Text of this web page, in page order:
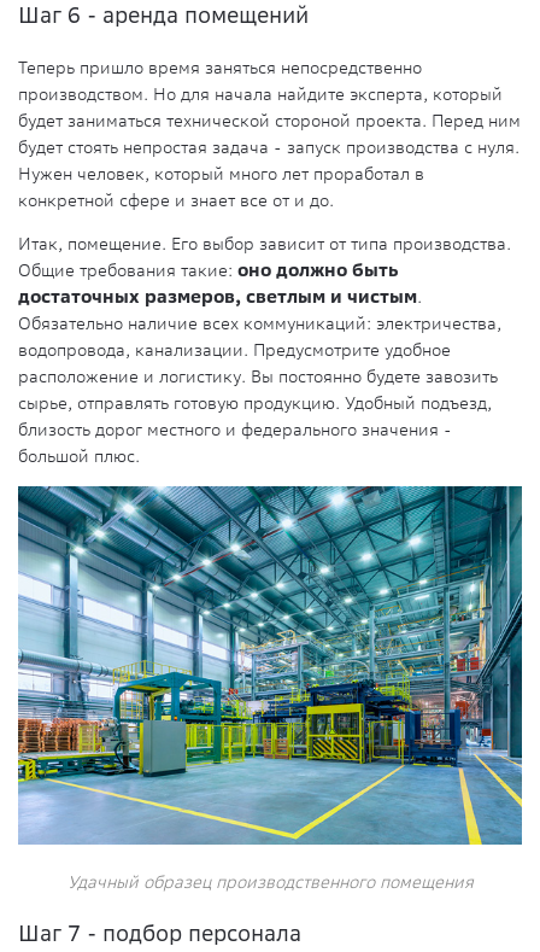
Шаг 6 - аренда помещений
Теперь пришло время заняться непосредственно
производством. Но для начала найдите эксперта, который
будет заниматься технической стороной проекта. Перед ним
будет стоять непростая задача - запуск производства с нуля.
Нужен человек, который много лет проработал в
конкретной сфере и знает все от и до.
Итак, помещение. Его выбор зависит от типа производства.
Общие требования такие: оно должно быть
достаточных размеров, светлым и чистым.
Обязательно наличие всех коммуникаций: электричества,
водопровода, канализации. Предусмотрите удобное
расположение и логистику. Вы постоянно будете завозить
сырье, отправлять готовую продукцию. Удобный подъезд,
близость дорог местного и федерального значения -
большой плюс.
Удачный образец производственного помещения
Шаг 7 - подбор персонала